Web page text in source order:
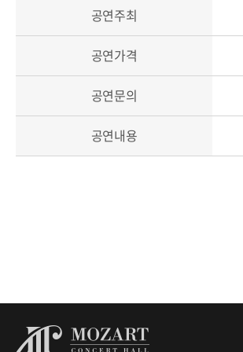
공연주최
공연가격
공연문의
공연내용